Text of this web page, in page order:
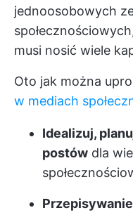
jednoosobowych
musi nosić wiele
Oto jak można
w mediach
Idealizuj,
postów dla